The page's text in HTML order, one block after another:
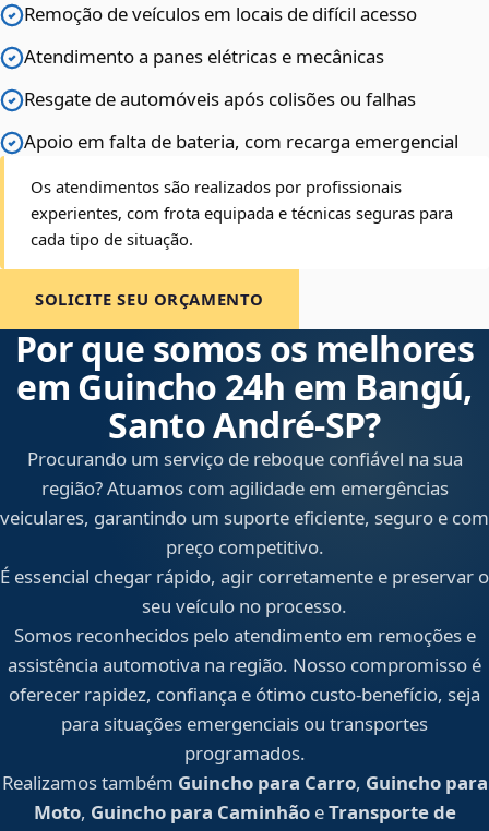
Remoção de veículos em locais de difícil acesso
Atendimento a panes elétricas e mecânicas
Resgate de automóveis após colisões ou falhas
Apoio em falta de bateria, com recarga emergencial
Os atendimentos são realizados por profissionais
experientes, com frota equipada e técnicas seguras para
cada tipo de situação.
SOLICITE SEU ORÇAMENTO
Por que somos os melhores
em Guincho 24h em Bangú,
Santo André‑SP?
Procurando um serviço de reboque confiável na sua
região? Atuamos com agilidade em emergências
veiculares, garantindo um suporte eficiente, seguro e com
preço competitivo.
É essencial chegar rápido, agir corretamente e preservar o
seu veículo no processo.
Somos reconhecidos pelo atendimento em remoções e
assistência automotiva na região. Nosso compromisso é
oferecer rapidez, confiança e ótimo custo-benefício, seja
para situações emergenciais ou transportes
programados.
Realizamos também Guincho para Carro, Guincho para
Moto, Guincho para CaminhãoeTransporte de